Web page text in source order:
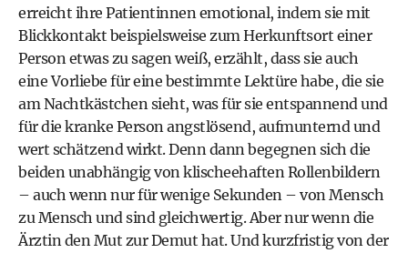
erreicht ihre Patientinnen emotional, indem sie mit
Blickkontakt beispielsweise zum Herkunftsort einer
Person etwas zu sagen weiß, erzählt, dass sie auch
eine Vorliebe für eine bestimmte Lektüre habe, die sie
am Nachtkästchen sieht, was für sie entspannend und
für die kranke Person angstlösend, aufmunternd und
wert schätzend wirkt. Denn dann begegnen sich die
beiden unabhängig von klischeehaften Rollenbildern
– auch wenn nur für wenige Sekunden – von Mensch
zu Mensch und sind gleichwertig. Aber nur wenn die
Ärztin den Mut zur Demut hat. Und kurzfristig von der